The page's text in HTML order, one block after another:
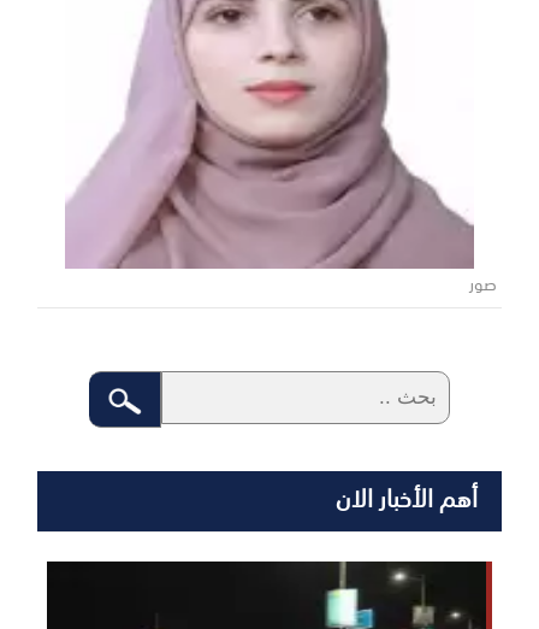
صور
أهم الأخبار الان